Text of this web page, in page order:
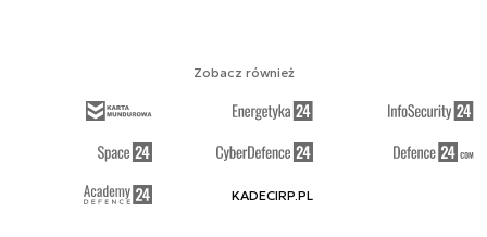
Zobacz również
KADECIRP.PL